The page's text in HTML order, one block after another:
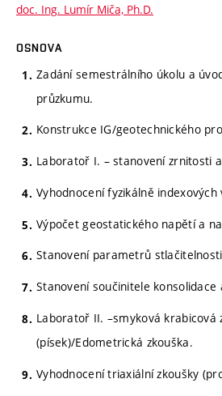
doc. Ing. Lumír Miča, Ph.D.
OSNOVA
Zadání semestrálního úkolu a
průzkumu.
Konstrukce IG/geotechnického
Laboratoř I. – stanovení zrnitosti
Vyhodnocení fyzikálně indexových
Výpočet geostatického napětí a
Stanovení parametrů
Stanovení součinitele konsolidace
Laboratoř II. –smyková krabicová
(písek)/Edometrická zkouška.
Vyhodnocení triaxiální zkoušky